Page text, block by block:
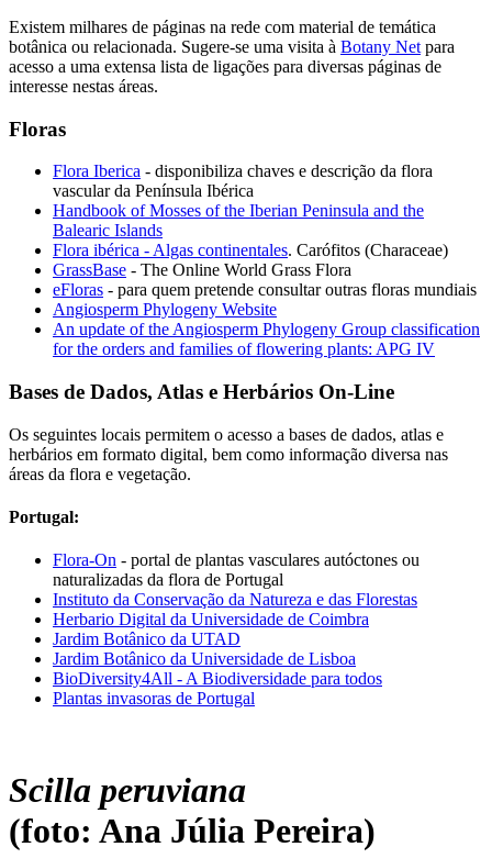
Existem milhares de páginas na rede com material de temática
botânica ou relacionada. Sugere-se uma visita à Botany Net para
acesso a uma extensa lista de ligações para diversas páginas de
interesse nestas áreas.
Floras
Flora Iberica - disponibiliza chaves e descrição da flora
vascular da Península Ibérica
Handbook of Mosses of the Iberian Peninsula and the
Balearic Islands
Flora ibérica - Algas continentales. Carófitos (Characeae)
GrassBase - The Online World Grass Flora
eFloras - para quem pretende consultar outras floras mundiais
Angiosperm Phylogeny Website
An update of the Angiosperm Phylogeny Group classification
for the orders and families of flowering plants: APG IV
Bases de Dados, Atlas e Herbários On-Line
Os seguintes locais permitem o acesso a bases de dados, atlas e
herbários em formato digital, bem como informação diversa nas
áreas da flora e vegetação.
Portugal:
Flora-On - portal de plantas vasculares autóctones ou
naturalizadas da flora de Portugal
Instituto da Conservação da Natureza e das Florestas
Herbario Digital da Universidade de Coimbra
Jardim Botânico da UTAD
Jardim Botânico da Universidade de Lisboa
BioDiversity4All - A Biodiversidade para todos
Plantas invasoras de Portugal
Scilla peruviana
(foto: Ana Júlia Pereira)